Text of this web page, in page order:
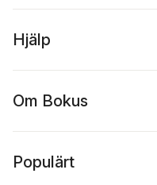
Hjälp
Om Bokus
Populärt